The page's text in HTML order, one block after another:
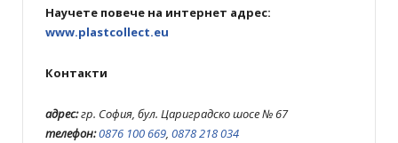
Научете повече на интернет адрес:
www.plastcollect.eu
Контакти
адрес:гр. София, бул. Цариградско шосе № 67
телефон:0876 100 669 0878 218 034